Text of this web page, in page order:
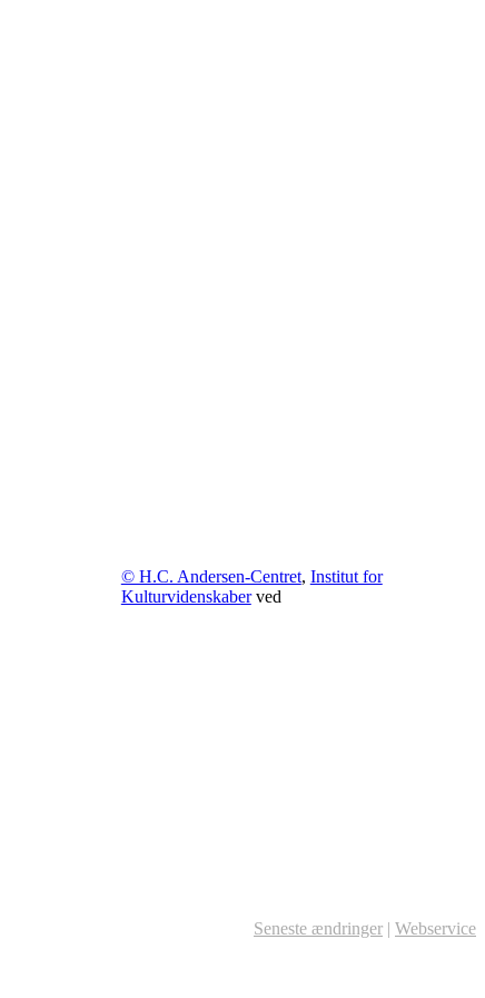
© H.C. Andersen-Centret, Institut for
Kulturvidenskaberved
Seneste ændringer | Webservice